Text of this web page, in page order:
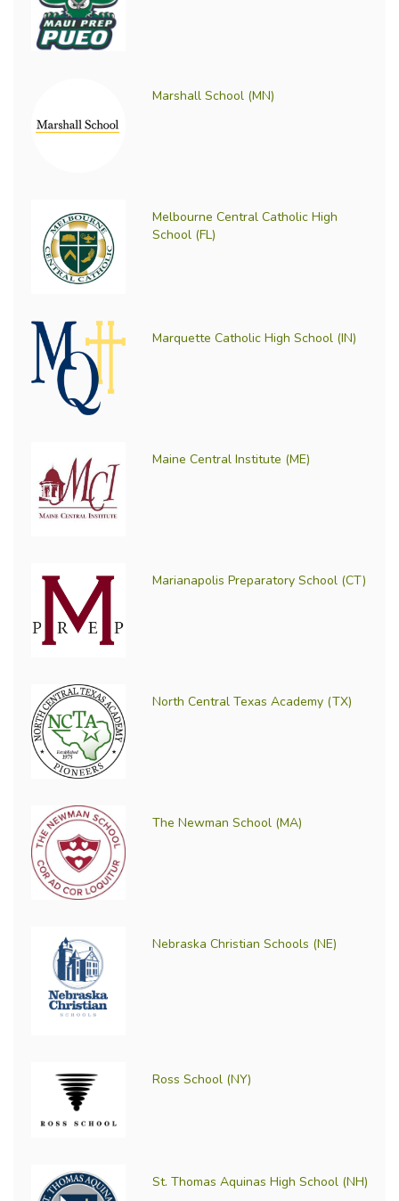
Marshall School (MN)
Melbourne Central Catholic High
School (FL)
Marquette Catholic High School (IN)
Maine Central Institute (ME)
Marianapolis Preparatory School (CT)
North Central Texas Academy (TX)
The Newman School (MA)
Nebraska Christian Schools (NE)
Ross School (NY)
St. Thomas Aquinas High School (NH)